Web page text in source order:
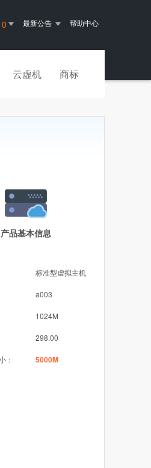
0 最新公告 帮助中心
云虚机 商标
产品基本信息
标准型虚拟主机
a003
1024M
298.00
： 5000M